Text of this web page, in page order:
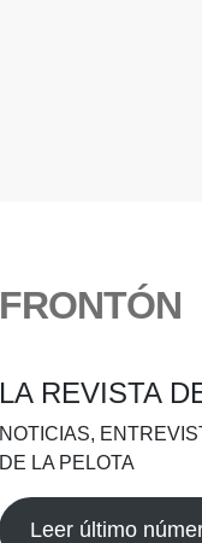
FRONTÓN
LA REVISTA
NOTICIAS,
DE LA PELOTA
Leer último